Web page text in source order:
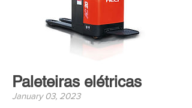
Paleteiras elétricas
January 03, 2023